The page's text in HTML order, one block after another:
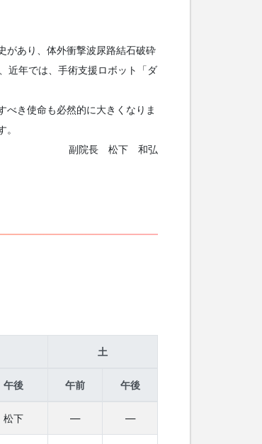
があり、体外衝撃波尿路結石破砕
近年では、手術支援ロボット「ダ
べき使命も必然的に大きくなりま
副院長 松下 和弘
土
午後 午前 午後
松下 — —